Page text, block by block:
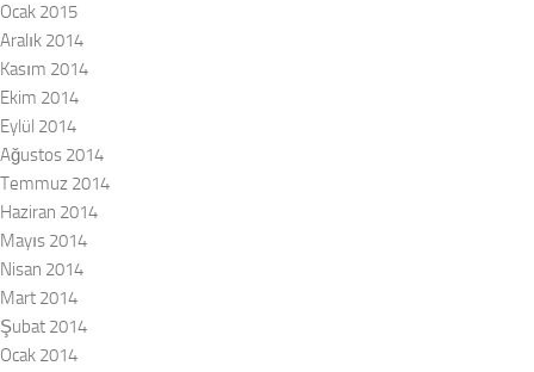
Ocak 2015
Aralık 2014
Kasım 2014
Ekim 2014
Eylül 2014
Ağustos 2014
Temmuz 2014
Haziran 2014
Mayıs 2014
Nisan 2014
Mart 2014
Şubat 2014
Ocak 2014